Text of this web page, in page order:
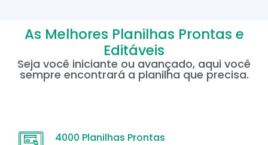
As Melhores Planilhas Prontas e
Editáveis
Seja você iniciante ou avançado, aqui você
sempre encontrará a planilha que precisa.
4000 Planilhas Prontas